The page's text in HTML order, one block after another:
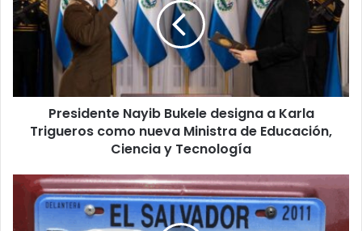
designa
a
Trigueros
nueva
Ministra
Tecnología
Presidente Nayib Bukele designa a Karla
Trigueros como nueva Ministra de Educación,
Ciencia y Tecnología
Propuesta